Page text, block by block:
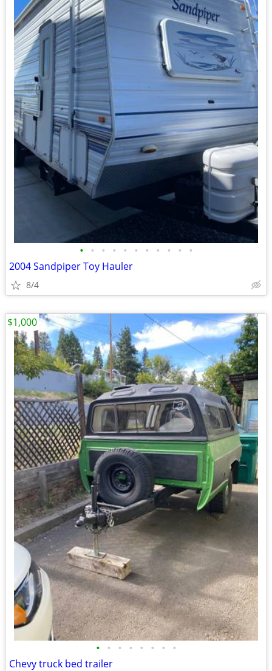
• • • • • • • • • • •
2004 Sandpiper Toy Hauler
8/4
• • • • • • • •
Chevy truck bed trailer
$1,000